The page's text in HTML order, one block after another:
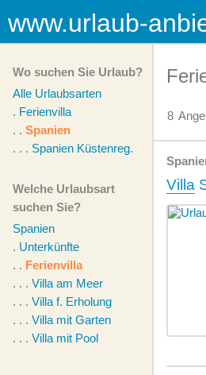
www.urlaub-
Wo suchen Sie Urlaub?
Alle Urlaubsarten
. Ferienvilla
. . Spanien
. . . Spanien Küstenreg.
Welche Urlaubsart
suchen Sie?
Spanien
. Unterkünfte
. . Ferienvilla
. . . Villa am Meer
. . . Villa f. Erholung
. . . Villa mit Garten
. . . Villa mit Pool
8
Villa